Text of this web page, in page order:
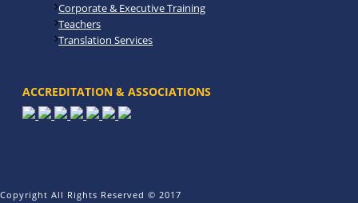
Corporate & Executive Training
Teachers
Translation Services
ACCREDITATION & ASSOCIATIONS
Copyright All Rights Reserved © 2017